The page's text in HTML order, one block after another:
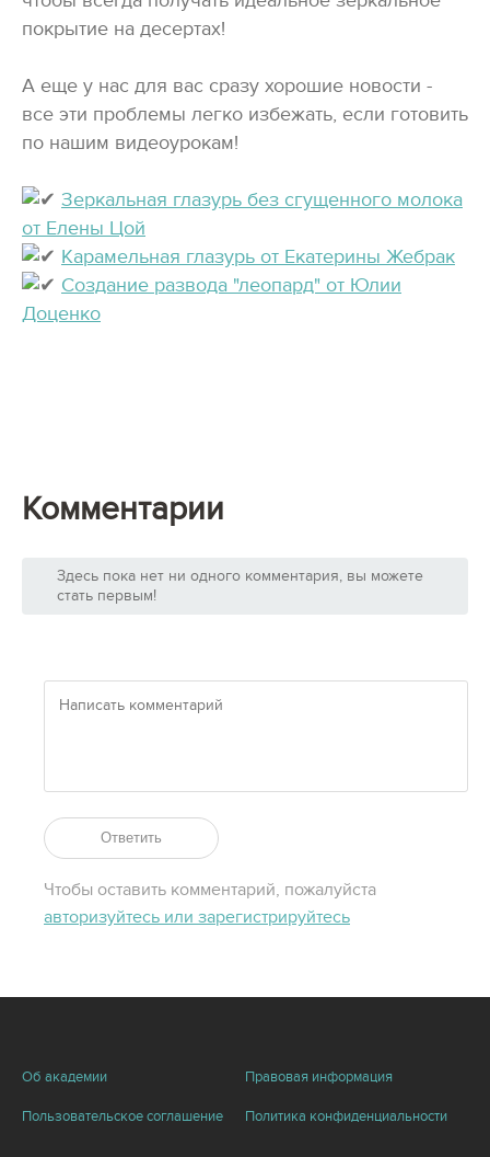
покрытие на десертах!
А еще у нас для вас сразу хорошие новости -
все эти проблемы легко избежать, если готовить
по нашим видеоурокам!
Зеркальная глазурь без сгущенного молока
от Елены Цой
Карамельная глазурь от Екатерины Жебрак
Создание развода "леопард" от Юлии
Доценко
Комментарии
Здесь пока нет ни одного комментария, вы можете
стать первым!
Ответить
Чтобы оставить комментарий, пожалуйста
авторизуйтесь или зарегистрируйтесь
Об академии Правовая информация
Пользовательское соглашение Политика конфиденциальности